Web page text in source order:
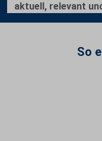
aktuell, relevant
So